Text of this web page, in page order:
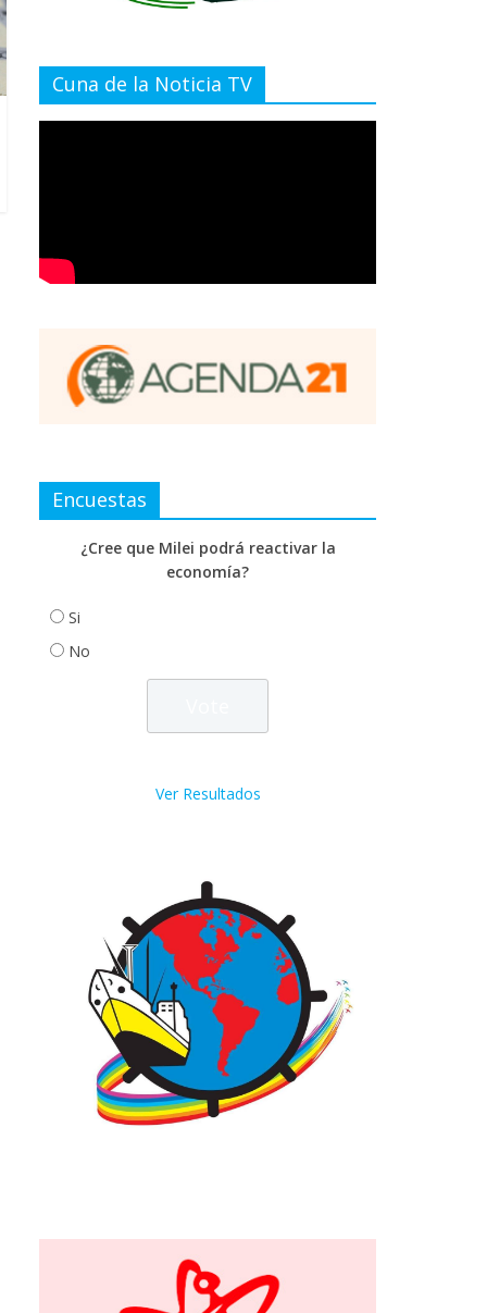
Cuna de la Noticia TV
Encuestas
¿Cree que Milei podrá reactivar la
economía?
Si
No
Ver Resultados